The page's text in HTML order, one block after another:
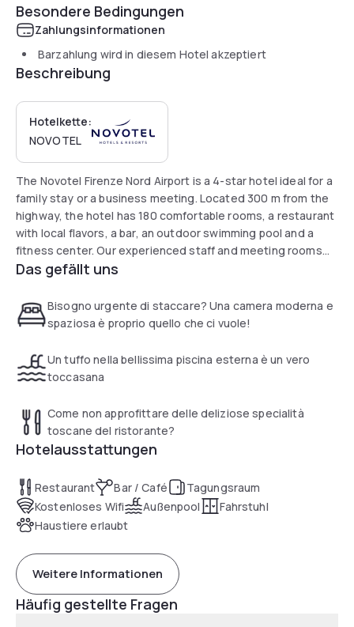
Besondere Bedingungen
Zahlungsinformationen
Barzahlung wird in diesem Hotel akzeptiert
Beschreibung
Hotelkette:
NOVOTEL
The Novotel Firenze Nord Airport is a 4-star hotel ideal for a
family stay or a business meeting. Located 300 m from the
highway, the hotel has 180 comfortable rooms, a restaurant
with local flavors, a bar, an outdoor swimming pool and a
fitness center. Our experienced staff and meeting rooms
with state-of-the-art facilities and technologies make the
Das gefällt uns
Bisogno urgente di staccare? Una camera moderna e
spaziosa è proprio quello che ci vuole!
Un tuffo nella bellissima piscina esterna è un vero
toccasana
Come non approfittare delle deliziose specialità
toscane del ristorante?
Hotelausstattungen
Restaurant Bar / Café
Tagungsraum
Kostenloses Wifi
Außenpool
Fahrstuhl
Haustiere erlaubt
Weitere Informationen
Häufig gestellte Fragen